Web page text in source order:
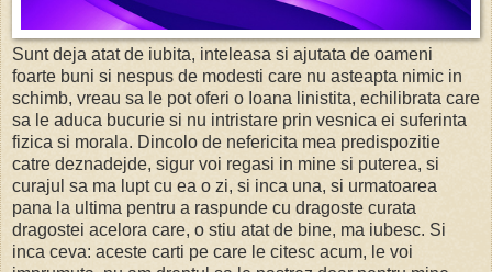
Sunt deja atat de iubita, inteleasa si ajutata de oameni
foarte buni si nespus de modesti care nu asteapta nimic in
schimb, vreau sa le pot oferi o Ioana linistita, echilibrata care
sa le aduca bucurie si nu intristare prin vesnica ei suferinta
fizica si morala. Dincolo de nefericita mea predispozitie
catre deznadejde, sigur voi regasi in mine si puterea, si
curajul sa ma lupt cu ea o zi, si inca una, si urmatoarea
pana la ultima pentru a raspunde cu dragoste curata
dragostei acelora care, o stiu atat de bine, ma iubesc. Si
inca ceva: aceste carti pe care le citesc acum, le voi